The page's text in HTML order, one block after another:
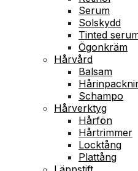
Serum
Solskydd
Tinted
Ögonkräm
Hårvård
Balsam
Schampo
Hårverktyg
Hårfön
Hårtrimmer
Locktång
Plattång